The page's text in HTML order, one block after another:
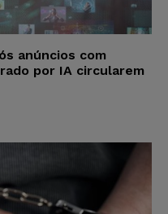
anúncios com
por IA circularem